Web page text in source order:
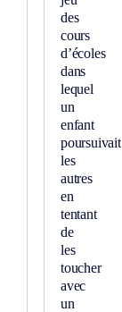
des
cours
d’écoles
dans
lequel
un
enfant
poursuivait
les
autres
en
tentant
de
les
toucher
avec
un